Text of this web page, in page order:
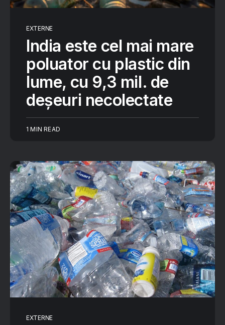
EXTERNE
India este cel mai mare
poluator cu plastic din
lume, cu 9,3 mil. de
deșeuri necolectate
1 MIN READ
EXTERNE